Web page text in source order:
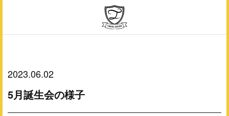
2023.06.02
5月誕生会の様子